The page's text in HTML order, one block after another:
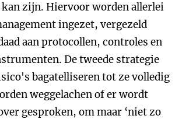
zijn. Hiervoor worden allerlei
ingezet, vergezeld
aan protocollen, controles en
De tweede strategie
bagatelliseren tot ze volledig
weggelachen of er wordt
gesproken, om maar ‘niet zo